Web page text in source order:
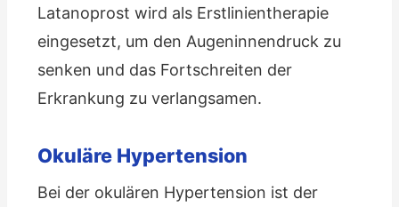
Latanoprost wird als Erstlinientherapie
eingesetzt, um den Augeninnendruck zu
senken und das Fortschreiten der
Erkrankung zu verlangsamen.
Okuläre Hypertension
Bei der okulären Hypertension ist der